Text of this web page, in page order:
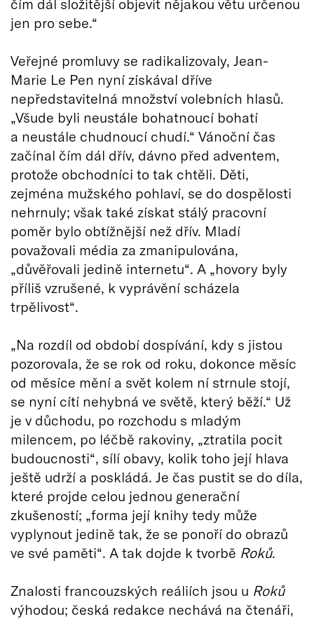
čím dál složitější objevit nějakou větu určenou
jen pro sebe.“
Veřejné promluvy se radikalizovaly, Jean-
Marie Le Pen nyní získával dříve
nepředstavitelná množství volebních hlasů.
„Všude byli neustále bohatnoucí bohatí
a neustále chudnoucí chudí.“ Vánoční čas
začínal čím dál dřív, dávno před adventem,
protože obchodníci to tak chtěli. Děti,
zejména mužského pohlaví, se do dospělosti
nehrnuly; však také získat stálý pracovní
poměr bylo obtížnější než dřív. Mladí
považovali média za zmanipulována,
„důvěřovali jedině internetu“. A „hovory byly
příliš vzrušené, k vyprávění scházela
trpělivost“.
„Na rozdíl od období dospívání, kdy s jistou
pozorovala, že se rok od roku, dokonce měsíc
od měsíce mění a svět kolem ní strnule stojí,
se nyní cítí nehybná ve světě, který běží.“ Už
je v důchodu, po rozchodu s mladým
milencem, po léčbě rakoviny, „ztratila pocit
budoucnosti“, sílí obavy, kolik toho její hlava
ještě udrží a poskládá. Je čas pustit se do díla,
které projde celou jednou generační
zkušeností; „forma její knihy tedy může
vyplynout jedině tak, že se ponoří do obrazů
ve své paměti“. A tak dojde k tvorbě Roků.
Znalosti francouzských reáliích jsou u Roků
výhodou; česká redakce nechává na čtenáři,